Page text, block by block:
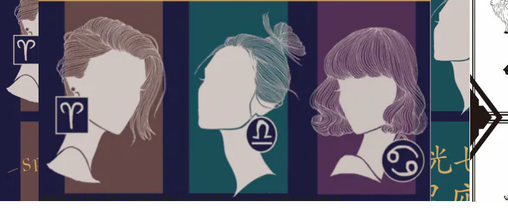
2020.12.15
“視える占い師”流光七奈の12星座占い 2021年の全体運
占い